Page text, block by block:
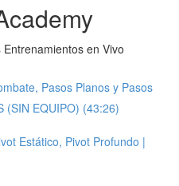
en Vivo
Pasos Planos y Pasos
(SIN EQUIPO) (43:26)
Estático, Pivot Profundo |